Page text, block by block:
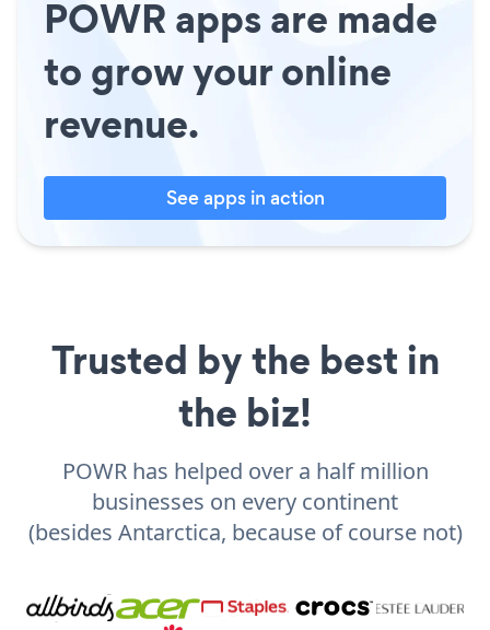
POWR apps are made
to grow your online
revenue.
See apps in action
Trusted by the best in
the biz!
POWR has helped over a half million
businesses on every continent
(besides Antarctica, because of course not)